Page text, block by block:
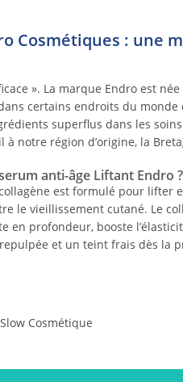
Cosmétiques : une
». La marque Endro est
certains endroits du
superflus dans les
à notre région d’origine, la
anti-âge Liftant Endro ?
est formulé pour lifter
le vieillissement cutané. Le
en profondeur, booste
et un teint frais dès la
Cosmétique